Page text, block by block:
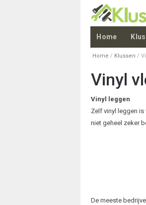
Home
Home / Klussen /
Vinyl
Vinyl leggen
Zelf vinyl leggen
niet geheel zeker
De meeste